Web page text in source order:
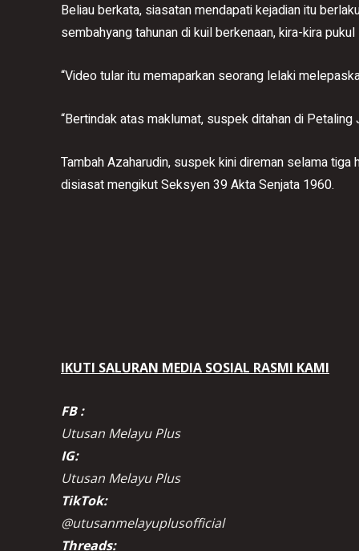
Beliau berkata, siasatan mendapati kejadian itu
sembahyang tahunan di kuil berkenaan, kira-kira
“Video tular itu memaparkan seorang lelaki
“Bertindak atas maklumat, suspek ditahan di Petaling
Tambah Azaharudin, suspek kini direman selama
disiasat mengikut Seksyen 39 Akta Senjata 1960.
IKUTI SALURAN MEDIA SOSIAL RASMI KAMI
FB :
Utusan Melayu Plus
IG:
Utusan Melayu Plus
TikTok:
@utusanmelayuplusofficial
Threads: